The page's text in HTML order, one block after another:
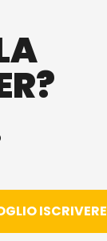
ISCRIVERE